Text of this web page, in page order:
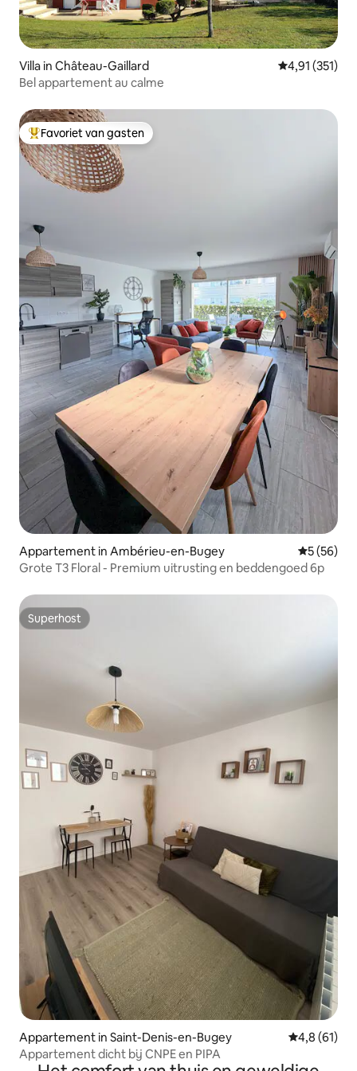
Villa in Château-Gaillard Gemiddelde
4,91 (351)
Bel appartement au calme
Topfavoriet van gasten
Favoriet van gasten
Appartement in Ambérieu-en-Bugey
5 (56)
Grote T3 Floral - Premium uitrusting en beddengoed 6p
Superhost
Superhost
Appartement in Saint-Denis-en-Bugey
4,8 (61)
Appartement dicht bij CNPE en PIPA